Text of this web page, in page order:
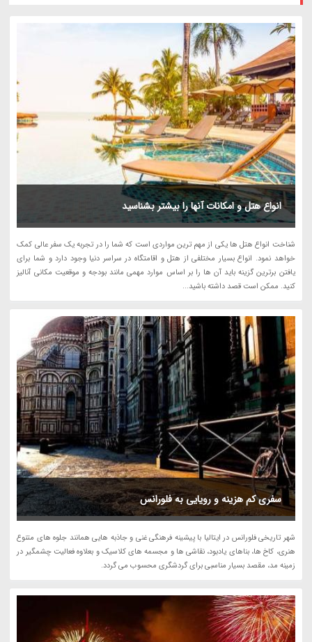
انواع هتل و امکانات آنها را بیشتر بشناسید
شناخت انواع هتل ها یکی از مهم ترین مواردی است که شما را در تجربه یک سفر عالی کمک
خواهد نمود. انواع بسیار مختلفی از هتل و اقامتگاه در سراسر دنیا وجود دارد و شما برای
یافتن برترین گزینه باید آن ها را بر اساس موارد مهمی مانند بودجه و موقعیت مکانی آنالیز
کنید. ممکن است قصد داشته باشید...
سفری کم هزینه و رویایی به فلورانس
شهر تاریخی فلورانس در ایتالیا با پیشینه فرهنگی غنی و جاذبه هایی همانند جلوه های متنوع
هنری، کاخ ها، بناهای یادبود، نقاشی ها و مجسمه های کلاسیک و بعلاوه فعالیت چشمگیر در
زمینه مد، مقصد بسیار مناسبی برای گردشگری محسوب می گردد.